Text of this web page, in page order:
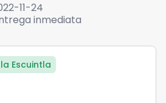
11-24
inmediata
Escuintla